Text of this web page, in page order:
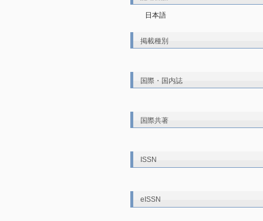
日本語
掲載種別
国際・国内誌
国際共著
ISSN
eISSN